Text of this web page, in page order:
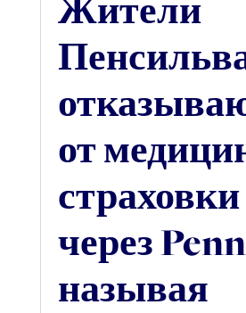
Жители
от
страховки
через
называя